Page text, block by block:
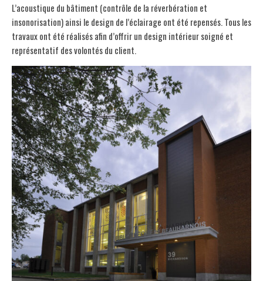
L’acoustique du bâtiment (contrôle de la réverbération et
insonorisation) ainsi le design de l’éclairage ont été repensés. Tous les
travaux ont été réalisés afin d’offrir un design intérieur soigné et
représentatif des volontés du client.